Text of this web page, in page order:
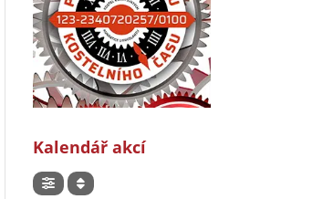
Kalendář akcí